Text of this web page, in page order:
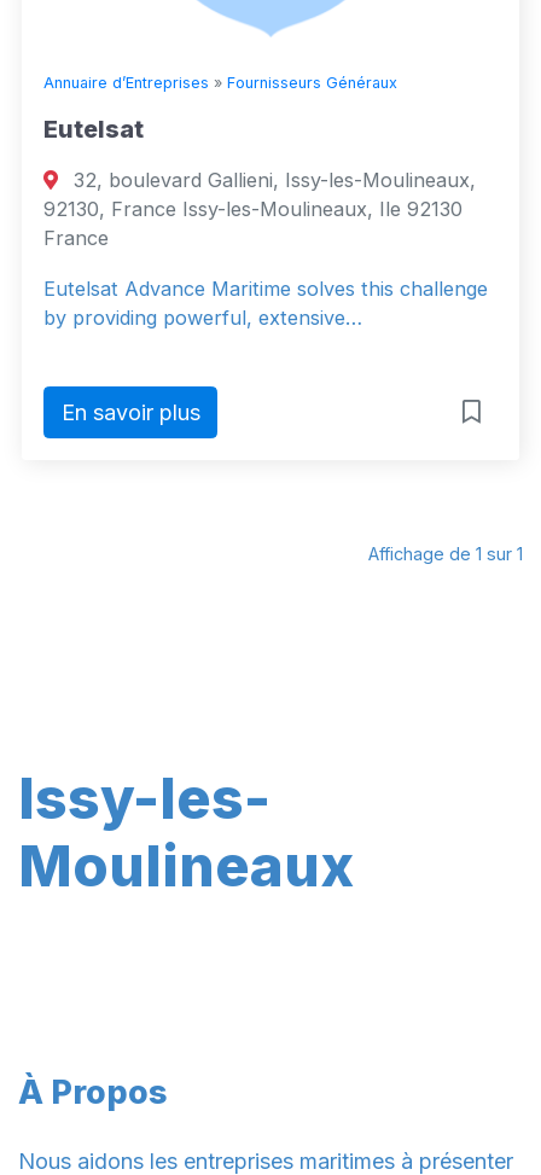
Annuaire d’Entreprises » Fournisseurs Généraux
Eutelsat
32, boulevard Gallieni, Issy-les-Moulineaux,
92130, France Issy-les-Moulineaux, Ile 92130
France
Eutelsat Advance Maritime solves this challenge
by providing powerful, extensive…
En savoir plus
Affichage de 1 sur 1
Issy-les-
Moulineaux
À Propos
Nous aidons les entreprises maritimes à présenter